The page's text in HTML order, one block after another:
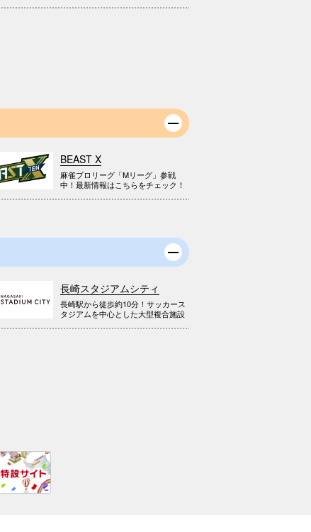
BEAST X
麻雀プロリーグ「Mリーグ」参戦
中！最新情報はこちらをチェック！
長崎スタジアムシティ
長崎駅から徒歩約10分！サッカース
タジアムを中心とした大型複合施設